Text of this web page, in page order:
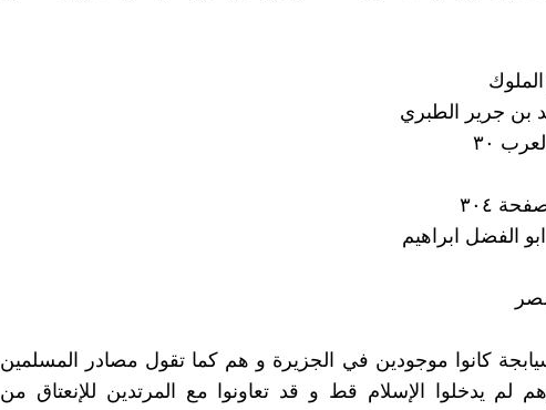
بن جرير الطبري
٣٠
٣٠٤
الفضل ابراهيم
كانوا موجودين في الجزيرة و هم كما تقول مصادر المسلمين
لم يدخلوا الإسلام قط و قد تعاونوا مع المرتدين للإنعتاق من